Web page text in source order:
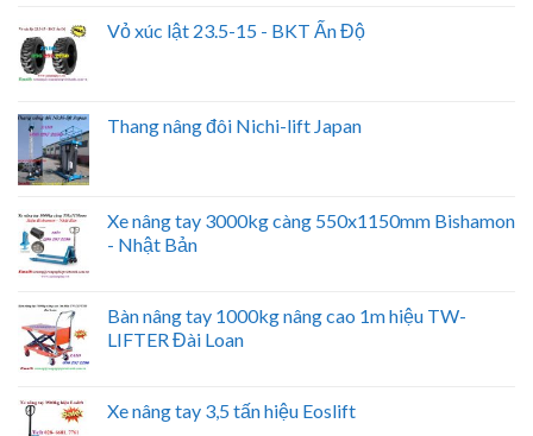
Vỏ xúc lật 23.5-15 - BKT Ấn Độ
Thang nâng đôi Nichi-lift Japan
Xe nâng tay 3000kg càng 550x1150mm Bishamon
- Nhật Bản
Bàn nâng tay 1000kg nâng cao 1m hiệu TW-
LIFTER Đài Loan
Xe nâng tay 3,5 tấn hiệu Eoslift